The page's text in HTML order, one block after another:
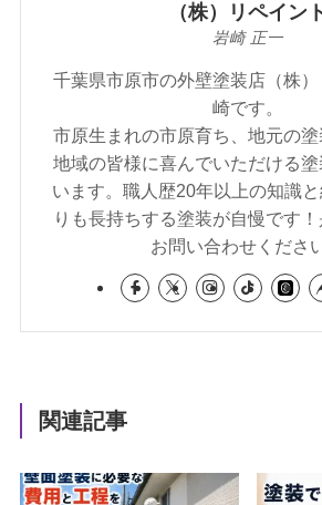
（株）リペイン
岩崎 正一
千葉県市原市の外壁塗装店（株
崎です。
市原生まれの市原育ち、地元の塗
地域の皆様に喜んでいただける
います。職人歴20年以上の知識
りも長持ちする塗装が自慢です
お問い合わせください
関連記事